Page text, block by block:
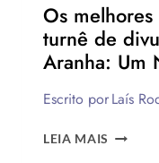
Os
turnê de
Aranha: Um
Escrito porLaís
LEIA MAIS OS